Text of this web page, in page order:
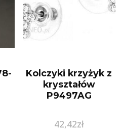
Kolczyki krzyżyk z
kryształów
P9497AG
42,42zł